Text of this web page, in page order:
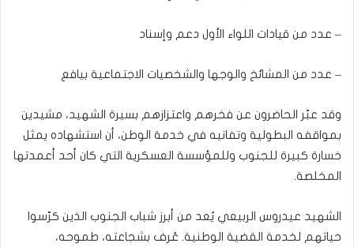
– عدد من قيادات اللواء الأول دعم وإسناد
– عدد من المشائخ والوجها والشخصيات الاجتماعية بيافع
وقد عبّر الحاضرون عن فخرهم واعتزازهم بسيرة الشهيد، مشيدين
بمواقفه البطولية وتفانيه في خدمة الوطن، أن استشهاده يمثل
خسارة كبيرة للجنوب وللمؤسسة العسكرية التي كان أحد أعمدتها
المخلصة.
الشهيد عيدروس الربيعي يُعد من أبرز شباب الجنوب الذين كرّسوا
حياتهم لخدمة القضية الوطنية. عُرف بشجاعته، طموحه،